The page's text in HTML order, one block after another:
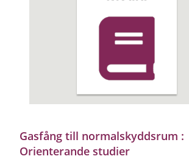
Gasfång till normalskyddsrum :
Orienterande studier